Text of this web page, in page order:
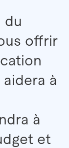
du
offrir
à
à
et